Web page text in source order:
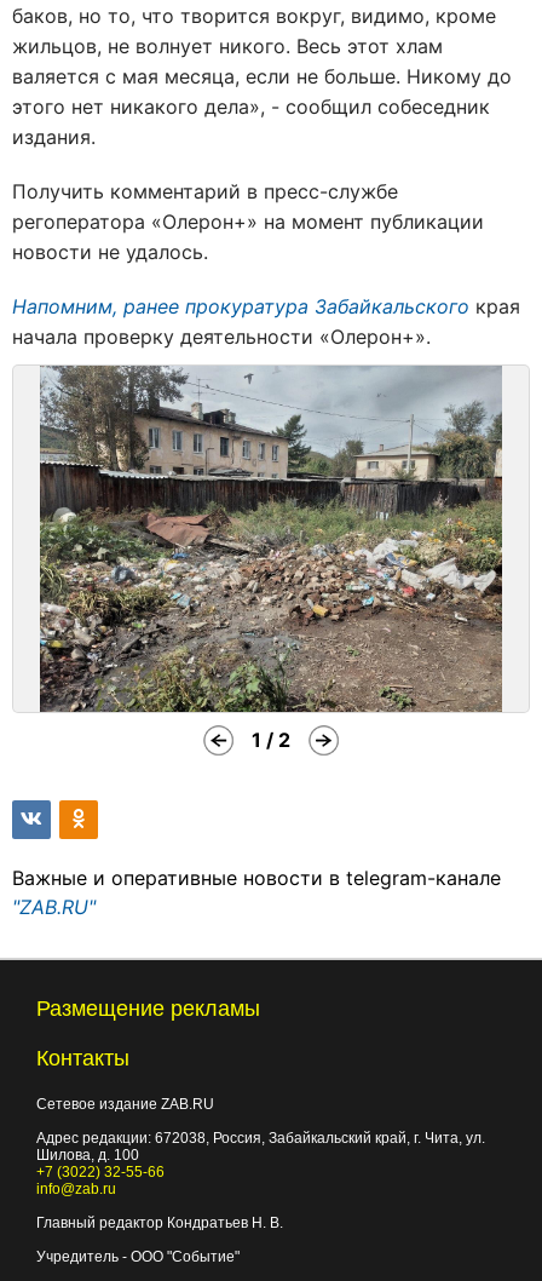
баков, но то, что творится вокруг, видимо, кроме
жильцов, не волнует никого. Весь этот хлам
валяется с мая месяца, если не больше. Никому до
этого нет никакого дела», - сообщил собеседник
издания.
Получить комментарий в пресс-службе
регоператора «Олерон+» на момент публикации
новости не удалось.
Напомним, ранее прокуратура Забайкальского края
начала проверку деятельности «Олерон+».
1 / 2
Важные и оперативные новости в telegram-канале
"ZAB.RU"
Размещение рекламы
Контакты
Сетевое издание ZAB.RU
Адрес редакции: 672038, Россия, Забайкальский край, г. Чита, ул.
Шилова, д. 100
+7 (3022) 32-55-66
info@zab.ru
Главный редактор Кондратьев Н. В.
Учредитель - ООО "Событие"